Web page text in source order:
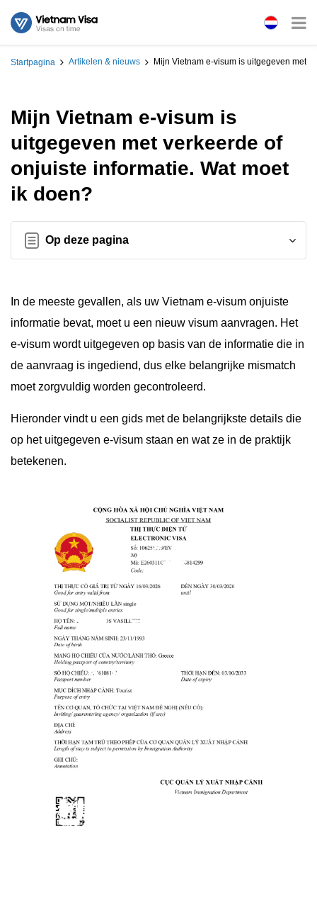
Startpagina Artikelen & nieuws Mijn Vietnam e-visum is uitgegeven met
Mijn Vietnam e-visum is
uitgegeven met verkeerde of
onjuiste informatie. Wat moet
ik doen?
Op deze pagina
In de meeste gevallen, als uw Vietnam e-visum onjuiste
informatie bevat, moet u een nieuw visum aanvragen. Het
e-visum wordt uitgegeven op basis van de informatie die in
de aanvraag is ingediend, dus elke belangrijke mismatch
moet zorgvuldig worden gecontroleerd.
Hieronder vindt u een gids met de belangrijkste details die
op het uitgegeven e-visum staan en wat ze in de praktijk
betekenen.